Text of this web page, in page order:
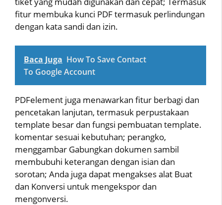
fitur membuka kunci PDF termasuk perlindungan
dengan kata sandi dan izin.
Baca Juga How To Save Contact
To Google Account
PDFelement juga menawarkan fitur berbagi dan
pencetakan lanjutan, termasuk perpustakaan
template besar dan fungsi pembuatan template.
komentar sesuai kebutuhan; perangko,
menggambar Gabungkan dokumen sambil
membubuhi keterangan dengan isian dan
sorotan; Anda juga dapat mengakses alat Buat
dan Konversi untuk mengekspor dan
mengonversi.